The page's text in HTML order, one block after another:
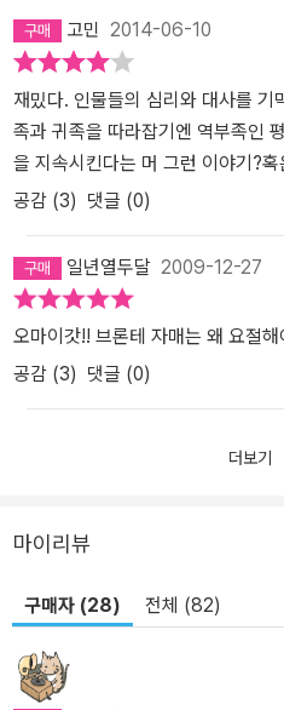
고민 2014-06-10
재밌다. 인물들의 심리와 대사를 기
족과 귀족을 따라잡기엔 역부족인
을 지속시킨다는 머 그런 이야기?
공감 (3) 댓글 (0)
일년열두달 2009-12-27
오마이갓!! 브론테 자매는 왜 요절
공감 (3) 댓글 (0)
더보기
마이리뷰
구매자 (28) 전체 (82)